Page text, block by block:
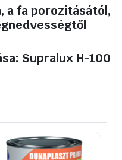
a fa porozitásától,
Supralux H-100